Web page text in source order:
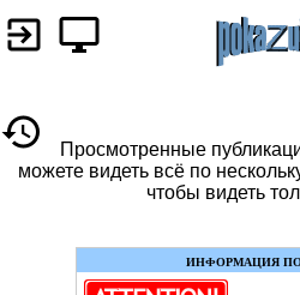
Просмотренные
можете видеть всё по
чтобы видеть
ИНФОРМАЦИЯ